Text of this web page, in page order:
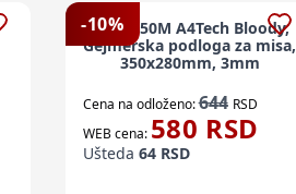
-10%
A4-BP-50M A4Tech Bloody,
Gejmerska podloga za misa,
350x280mm, 3mm
Cena na odloženo:644 RSD
WEB cena: 580 RSD
Ušteda 64RSD